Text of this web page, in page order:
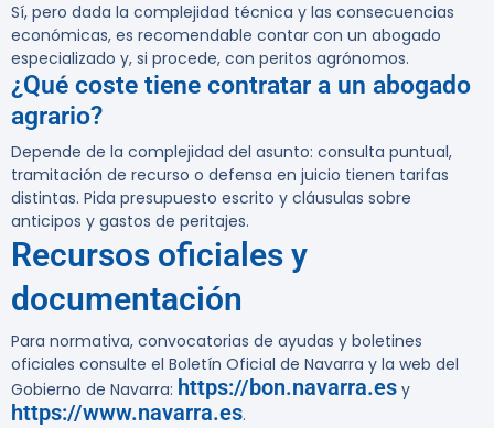
Sí, pero dada la complejidad técnica y las consecuencias
económicas, es recomendable contar con un abogado
especializado y, si procede, con peritos agrónomos.
¿Qué coste tiene contratar a un abogado
agrario?
Depende de la complejidad del asunto: consulta puntual,
tramitación de recurso o defensa en juicio tienen tarifas
distintas. Pida presupuesto escrito y cláusulas sobre
anticipos y gastos de peritajes.
Recursos oficiales y
documentación
Para normativa, convocatorias de ayudas y boletines
oficiales consulte el Boletín Oficial de Navarra y la web del
Gobierno de Navarra: https://bon.navarra.es y
https://www.navarra.es.